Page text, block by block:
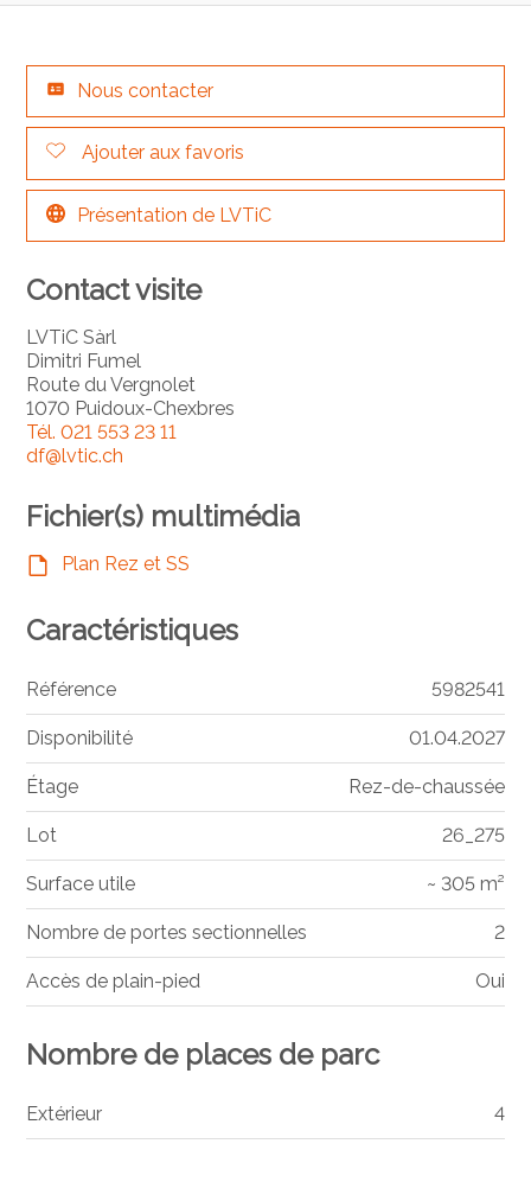
Nous contacter
Ajouter aux favoris
Présentation de LVTiC
Contact visite
LVTiC Sàrl
Dimitri Fumel
Route du Vergnolet
1070 Puidoux-Chexbres
Tél.021 553 23 11
df@lvtic.ch
Fichier(s) multimédia
Plan Rez et SS
Caractéristiques
Référence 5982541
Disponibilité 01.04.2027
Étage Rez-de-chaussée
Lot 26_275
Surface utile ~ 305 m²
Nombre de portes sectionnelles 2
Accès de plain-pied Oui
Nombre de places de parc
Extérieur 4